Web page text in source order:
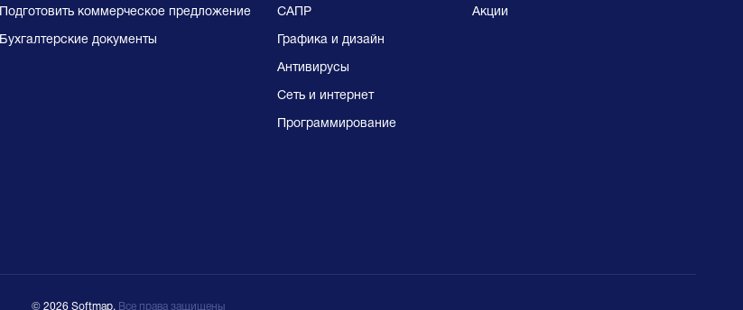
Подготовить коммерческое предложение
Бухгалтерские документы
САПР
Графика и дизайн
Антивирусы
Сеть и интернет
Программирование
Акции
© 2026 Softmap, Все права защищены